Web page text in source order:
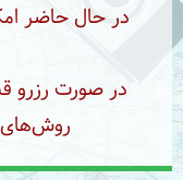
در حال حاضر
در صورت رزرو
روش‌های